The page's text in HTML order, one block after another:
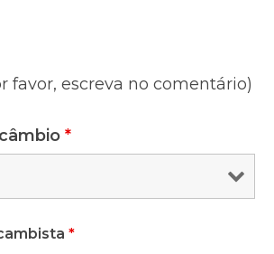
favor, escreva no comentário)
*
*